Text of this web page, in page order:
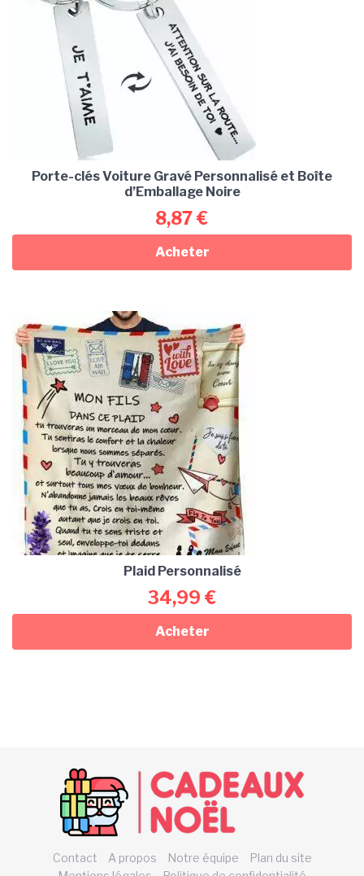
Porte-clés Voiture Gravé Personnalisé et Boîte
d’Emballage Noire
8,87€
Acheter
Plaid Personnalisé
34,99 €
Acheter
Contact A propos Notre équipe
Plan du site